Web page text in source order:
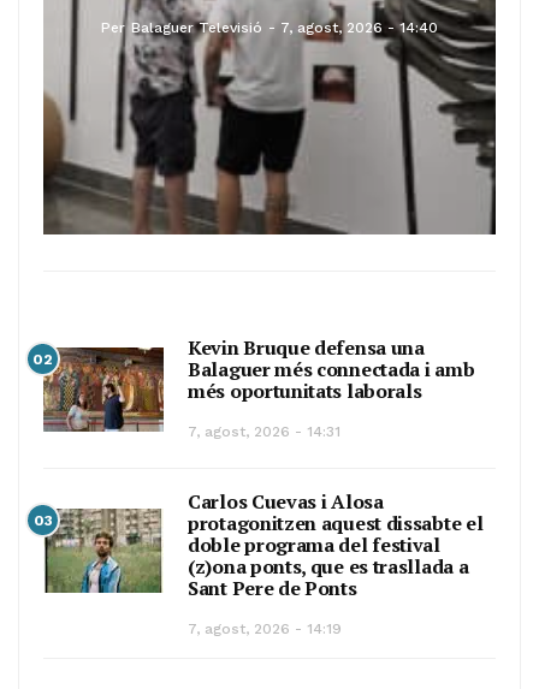
Per Balaguer Televisió 7, agost, 2026 - 14:40
02
Kevin Bruque defensa una
Balaguer més connectada i amb
més oportunitats laborals
7, agost, 2026 - 14:31
03
Carlos Cuevas i Alosa
protagonitzen aquest dissabte el
doble programa del festival
(z)ona ponts, que es trasllada a
Sant Pere de Ponts
7, agost, 2026 - 14:19